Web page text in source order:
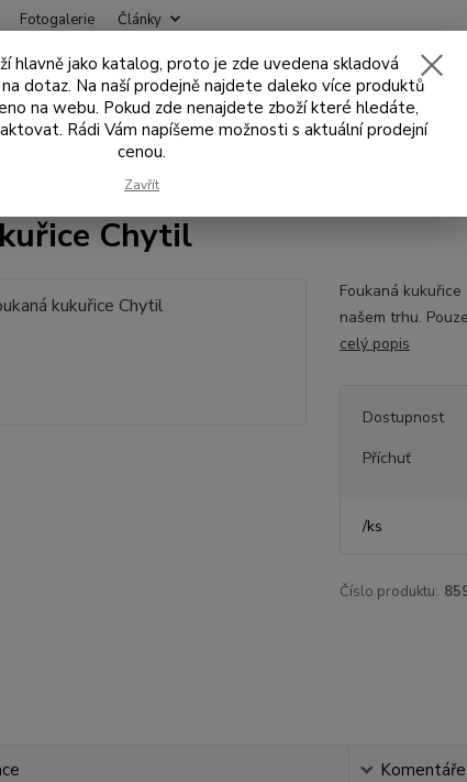
Fotogalerie Články
Hledat Nevíte si rady?
+420 732 707
Nástrahy na háček
Chytil
Foukaná
našem trhu.
celý popis
Dostupnost
Příchuť
/ks
Číslo produktu:
Komentáře
hlavně jako katalog, proto je zde uvedena skladová
dotaz. Na naší prodejně najdete daleko více produktů
na webu. Pokud zde nenajdete zboží které hledáte,
Rádi Vám napíšeme možnosti s aktuální prodejní
cenou.
Zavřít